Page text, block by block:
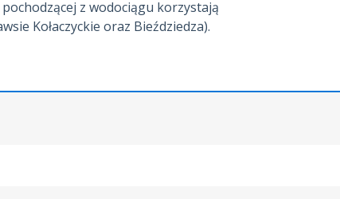
z wodociągu korzystają
Kołaczyckie oraz Bieździedza).